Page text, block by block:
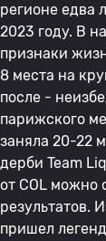
регионе едва
2023 году. В
признаки
8 места на
после -
парижского
заняла 20-22
дерби Team
от COL можно
результатов.
пришел